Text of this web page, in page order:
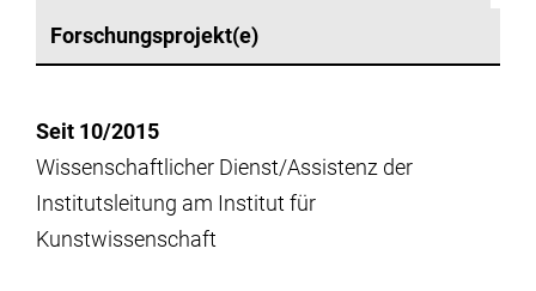
Forschungsprojekt(e)
Seit 10/2015
Wissenschaftlicher Dienst/Assistenz der
Institutsleitung am Institut für
Kunstwissenschaft